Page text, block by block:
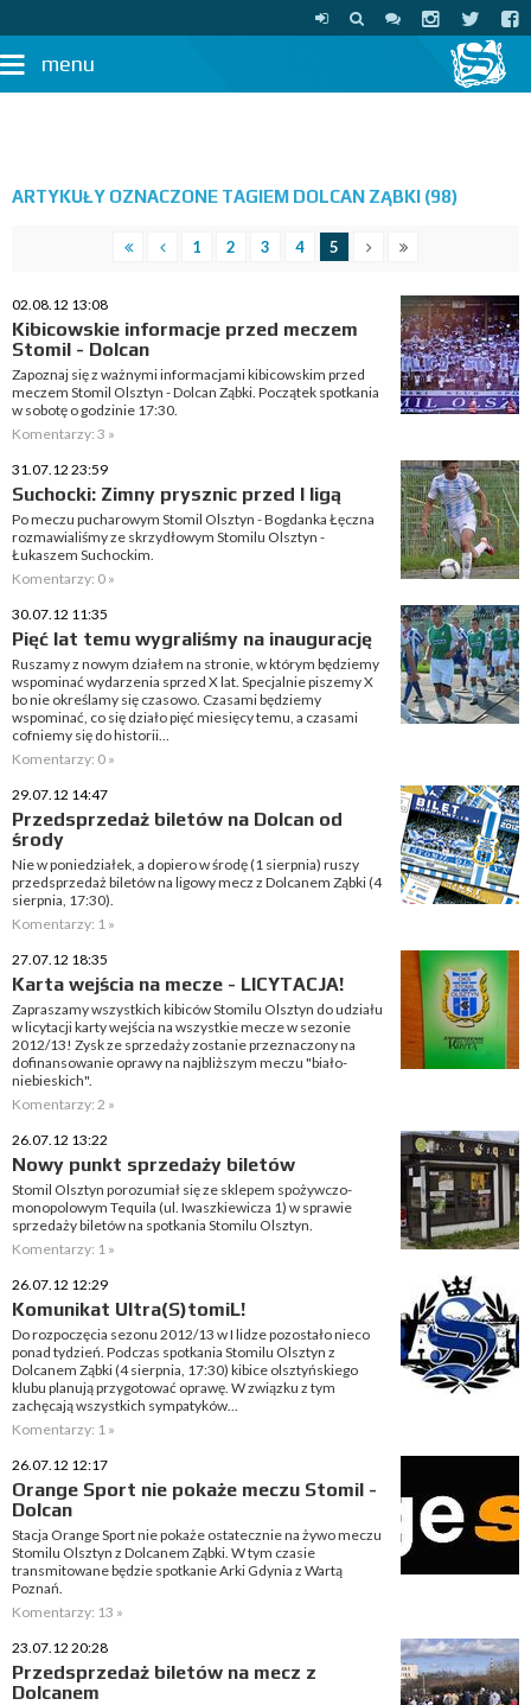
menu
ARTYKUŁY OZNACZONE TAGIEM DOLCAN ZĄBKI (98)
1 2 3 4 5
02.08.12 13:08
Kibicowskie informacje przed meczem
Stomil - Dolcan
Zapoznaj się z ważnymi informacjami kibicowskim przed
meczem Stomil Olsztyn - Dolcan Ząbki. Początek spotkania
w sobotę o godzinie 17:30.
Komentarzy: 3 »
31.07.12 23:59
Suchocki: Zimny prysznic przed I ligą
Po meczu pucharowym Stomil Olsztyn - Bogdanka Łęczna
rozmawialiśmy ze skrzydłowym Stomilu Olsztyn -
Łukaszem Suchockim.
Komentarzy: 0 »
30.07.12 11:35
Pięć lat temu wygraliśmy na inaugurację
Ruszamy z nowym działem na stronie, w którym będziemy
wspominać wydarzenia sprzed X lat. Specjalnie piszemy X
bo nie określamy się czasowo. Czasami będziemy
wspominać, co się działo pięć miesięcy temu, a czasami
cofniemy się do historii...
Komentarzy: 0 »
29.07.12 14:47
Przedsprzedaż biletów na Dolcan od
środy
Nie w poniedziałek, a dopiero w środę (1 sierpnia) ruszy
przedsprzedaż biletów na ligowy mecz z Dolcanem Ząbki (4
sierpnia, 17:30).
Komentarzy: 1 »
27.07.12 18:35
Karta wejścia na mecze - LICYTACJA!
Zapraszamy wszystkich kibiców Stomilu Olsztyn do udziału
w licytacji karty wejścia na wszystkie mecze w sezonie
2012/13! Zysk ze sprzedaży zostanie przeznaczony na
dofinansowanie oprawy na najbliższym meczu "biało-
niebieskich".
Komentarzy: 2 »
26.07.12 13:22
Nowy punkt sprzedaży biletów
Stomil Olsztyn porozumiał się ze sklepem spożywczo-
monopolowym Tequila (ul. Iwaszkiewicza 1) w sprawie
sprzedaży biletów na spotkania Stomilu Olsztyn.
Komentarzy: 1 »
26.07.12 12:29
Komunikat Ultra(S)tomiL!
Do rozpoczęcia sezonu 2012/13 w I lidze pozostało nieco
ponad tydzień. Podczas spotkania Stomilu Olsztyn z
Dolcanem Ząbki (4 sierpnia, 17:30) kibice olsztyńskiego
klubu planują przygotować oprawę. W związku z tym
zachęcają wszystkich sympatyków...
Komentarzy: 1 »
26.07.12 12:17
Orange Sport nie pokaże meczu Stomil -
Dolcan
Stacja Orange Sport nie pokaże ostatecznie na żywo meczu
Stomilu Olsztyn z Dolcanem Ząbki. W tym czasie
transmitowane będzie spotkanie Arki Gdynia z Wartą
Poznań.
Komentarzy: 13 »
23.07.12 20:28
Przedsprzedaż biletów na mecz z
Dolcanem